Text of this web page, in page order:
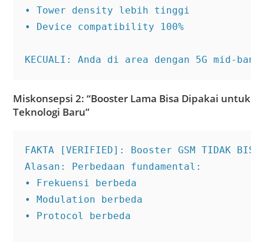
• Tower density lebih tinggi
• Device compatibility 100%
KECUALI: Anda di area dengan 5G mid-
Miskonsepsi 2: “Booster Lama Bisa Dipakai untuk
Teknologi Baru”
FAKTA [VERIFIED]: Booster GSM TIDAK
Alasan: Perbedaan fundamental:
• Frekuensi berbeda
• Modulation berbeda
• Protocol berbeda